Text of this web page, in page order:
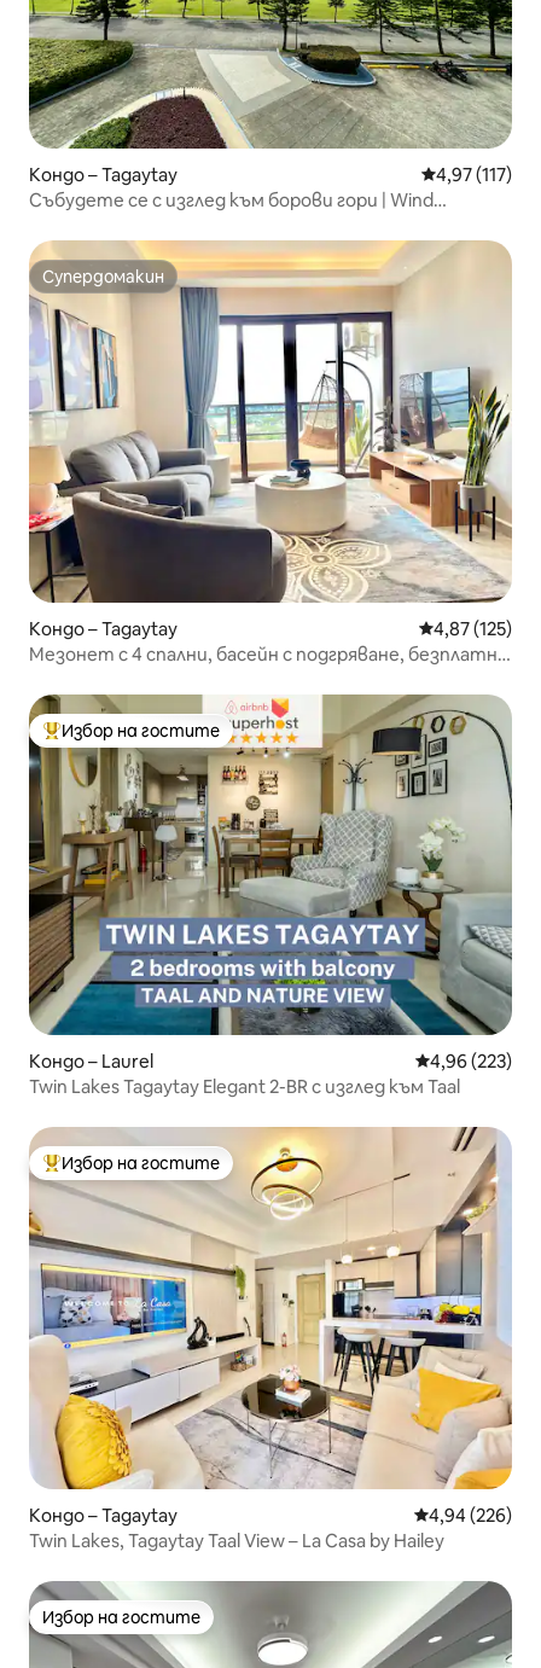
Кондо – Tagaytay Средна
4,97 (117)
Събудете се с изглед към борови гори | Wind
Супердомакин
Супердомакин
Кондо – Tagaytay Средна
4,87 (125)
Мезонет с 4 спални, басейн с подгряване, безплатно
Най-популярен избор на гостите
Избор на гостите
Кондо – Laurel Средна
4,96 (223)
Twin Lakes Tagaytay Elegant 2-BR с изглед към Taal
Най-популярен избор на гостите
Избор на гостите
Кондо – Tagaytay Средна
4,94 (226)
Twin Lakes, Tagaytay Taal View – La Casa by Hailey
Избор на гостите
Избор на гостите